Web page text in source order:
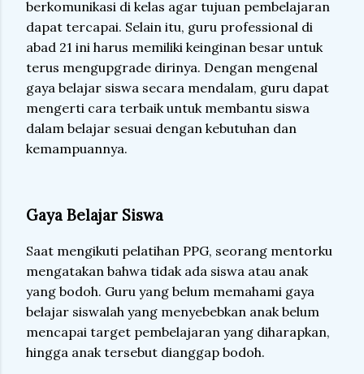
berkomunikasi di kelas agar tujuan pembelajaran
dapat tercapai. Selain itu, guru professional di
abad 21 ini harus memiliki keinginan besar untuk
terus mengupgrade dirinya. Dengan mengenal
gaya belajar siswa secara mendalam, guru dapat
mengerti cara terbaik untuk membantu siswa
dalam belajar sesuai dengan kebutuhan dan
kemampuannya.
Gaya Belajar Siswa
Saat mengikuti pelatihan PPG, seorang mentorku
mengatakan bahwa tidak ada siswa atau anak
yang bodoh. Guru yang belum memahami gaya
belajar siswalah yang menyebebkan anak belum
mencapai target pembelajaran yang diharapkan,
hingga anak tersebut dianggap bodoh.